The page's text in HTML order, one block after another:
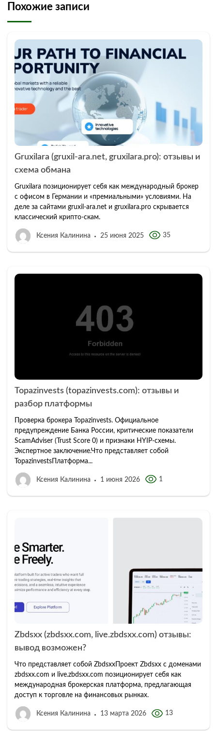
Похожие записи
Gruxilara (gruxil-ara.net, gruxilara.pro): отзывы и
схема обмана
Gruxilara позиционирует себя как международный брокер
с офисом в Германии и «премиальными» условиями. На
деле за сайтами gruxil-ara.net и gruxilara.pro скрывается
классический крипто-скам.
Ксения Калинина 25 июня 2025 35
Topazinvests (topazinvests.com): отзывы и
разбор платформы
Проверка брокера Topazinvests. Официальное
предупреждение Банка России, критические показатели
ScamAdviser (Trust Score 0) и признаки HYIP-схемы.
Экспертное заключение.Что представляет собой
TopazinvestsПлатформа...
Ксения Калинина 1 июня 2026 1
Zbdsxx (zbdsxx.com, live.zbdsxx.com) отзывы:
вывод возможен?
Что представляет собой ZbdsxxПроект Zbdsxx с доменами
zbdsxx.com и live.zbdsxx.com позиционирует себя как
международная брокерская платформа, предлагающая
доступ к торговле на финансовых рынках.
Ксения Калинина 13 марта 2026 13